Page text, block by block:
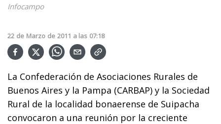
Infocampo
22 de Marzo de 2011 a las 07:18
La Confederación de Asociaciones Rurales de
Buenos Aires y la Pampa (CARBAP) y la Sociedad
Rural de la localidad bonaerense de Suipacha
convocaron a una reunión por la creciente